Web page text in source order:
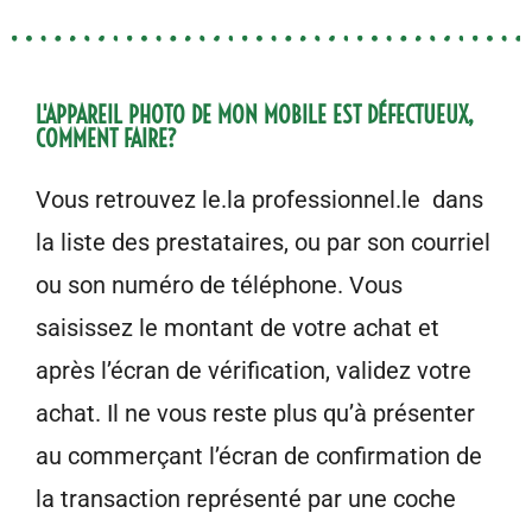
L'APPAREIL PHOTO DE MON MOBILE EST DÉFECTUEUX,
COMMENT FAIRE?
Vous retrouvez le.la professionnel.le dans
la liste des prestataires, ou par son courriel
ou son numéro de téléphone. Vous
saisissez le montant de votre achat et
après l’écran de vérification, validez votre
achat. Il ne vous reste plus qu’à pré­senter
au commerçant l’écran de confirmation de
la transaction représenté par une coche